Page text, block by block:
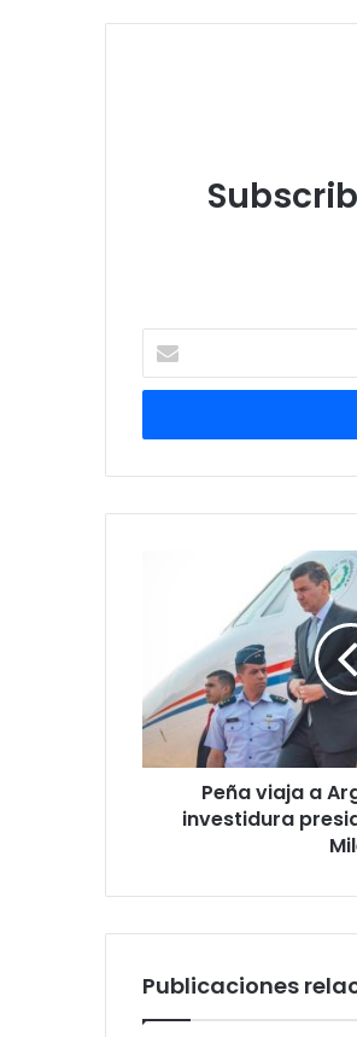
correo
Peña viaja a
investidura
Publicaciones